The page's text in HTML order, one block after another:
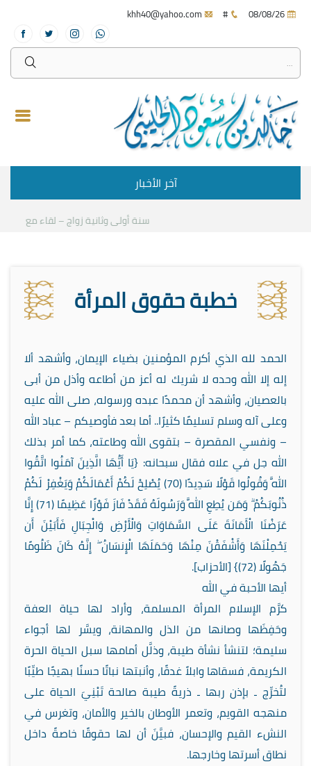
#
آخر الأخبار
سنة أولى وثانية زواج – لقاء مع د.خالد
خطبة حقوق المرأة
الحمد لله الذي أكرم المؤمنين بضياء الإيمان، وأشهد ألا
إله إلا الله وحده لا شريك له أعز من أطاعه وأذل من أبى
بالعصيان، وأشهد أن محمدًا عبده ورسوله، صلى الله عليه
وعلى آله وسلم تسليمًا كثيرًا.. أما بعد فأوصيكم – عباد الله
– ونفسي المقصرة – بتقوى الله وطاعته، كما أمر بذلك
الله جل في علاه فقال سبحانه: {يَا أَيُّهَا الَّذِينَ آمَنُوا اتَّقُوا
اللَّهَ وَقُولُوا قَوْلًا سَدِيدًا (70) يُصْلِحْ لَكُمْ أَعْمَالَكُمْ وَيَغْفِرْ لَكُمْ
ذُنُوبَكُمْ ۗ وَمَن يُطِعِ اللَّهَ وَرَسُولَهُ فَقَدْ فَازَ فَوْزًا عَظِيمًا (71) إِنَّا
عَرَضْنَا الْأَمَانَةَ عَلَى السَّمَاوَاتِ وَالْأَرْضِ وَالْجِبَالِ فَأَبَيْنَ أَن
يَحْمِلْنَهَا وَأَشْفَقْنَ مِنْهَا وَحَمَلَهَا الْإِنسَانُ ۖ إِنَّهُ كَانَ ظَلُومًا
جَهُولًا (72)} [الأحزاب].
أيها الأحبة في الله
كرَّم الإسلام المرأة المسلمة، وأراد لها حياة العفة
وحَفِظَها وصانها من الذل والمهانة، ويسَّر لها أجواء
سليمة؛ لتنشأ نشأة طيبة، وذلَّل أمامها سبل الحياة الحرة
الكريمة، فسقاها وابلاً غدقًا، وأنبتها نباتًا حسنًا بهيجًا طيِّبًا
لتُخرِّج ـ بإذن ربها ـ ذريةً طيبة صالحة تَبْنِيَ الحياة على
منهجه القويم، وتعمر الأوطان بالخير والأمان، وتغرس في
النشء القيم والإحسان، فبيَّنَ أن لها حقوقًا خاصةً داخل
نطاق أسرتها وخارجها.